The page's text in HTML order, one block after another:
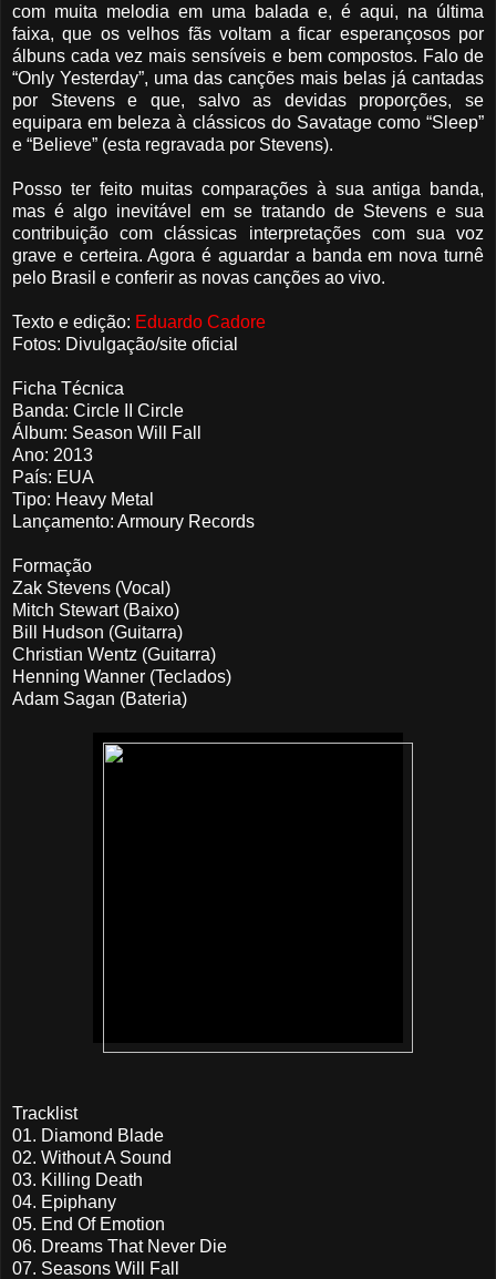
com muita melodia em uma balada e, é aqui, na última
faixa, que os velhos fãs voltam a ficar esperançosos por
álbuns cada vez mais sensíveis e bem compostos. Falo de
“Only Yesterday”, uma das canções mais belas já cantadas
por Stevens e que, salvo as devidas proporções, se
equipara em beleza à clássicos do Savatage como “Sleep”
e “Believe” (esta regravada por Stevens).
Posso ter feito muitas comparações à sua antiga banda,
mas é algo inevitável em se tratando de Stevens e sua
contribuição com clássicas interpretações com sua voz
grave e certeira. Agora é aguardar a banda em nova turnê
pelo Brasil e conferir as novas canções ao vivo.
Texto e edição: Eduardo Cadore
Fotos: Divulgação/site oficial
Ficha Técnica
Banda: Circle II Circle
Álbum: Season Will Fall
Ano: 2013
País: EUA
Tipo: Heavy Metal
Lançamento: Armoury Records
Formação
Zak Stevens (Vocal)
Mitch Stewart (Baixo)
Bill Hudson (Guitarra)
Christian Wentz (Guitarra)
Henning Wanner (Teclados)
Adam Sagan (Bateria)
Tracklist
01. Diamond Blade
02. Without A Sound
03. Killing Death
04. Epiphany
05. End Of Emotion
06. Dreams That Never Die
07. Seasons Will Fall